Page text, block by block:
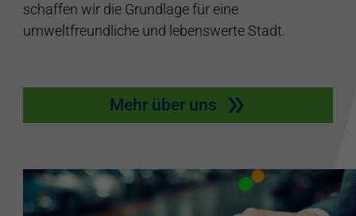
schaffen wir die Grundlage für eine
umweltfreundliche und lebenswerte Stadt.
Mehr über uns